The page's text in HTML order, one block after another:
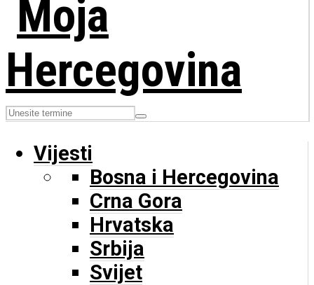
Vijesti
Bosna i Hercegovina
Crna Gora
Hrvatska
Srbija
Svijet